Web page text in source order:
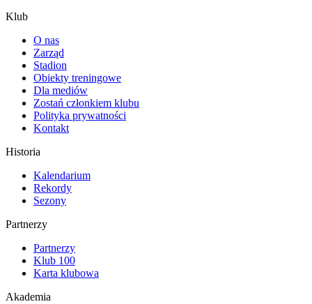
Klub
O nas
Zarząd
Stadion
Obiekty treningowe
Dla mediów
Zostań członkiem klubu
Polityka prywatności
Kontakt
Historia
Kalendarium
Rekordy
Sezony
Partnerzy
Partnerzy
Klub 100
Karta klubowa
Akademia